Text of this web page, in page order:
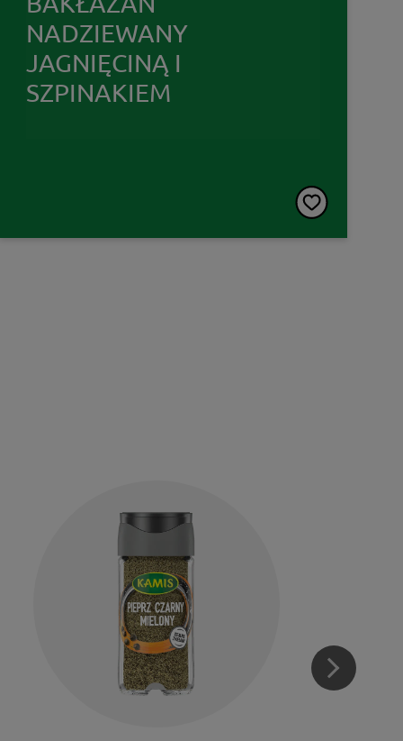
NADZIEWANY
JAGNIĘCINĄ I
SZPINAKIEM